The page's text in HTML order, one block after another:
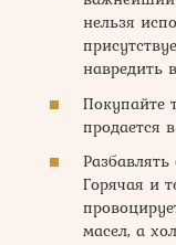
нельзя
навредить
Покупайте
продается
Горячая и
масел, а